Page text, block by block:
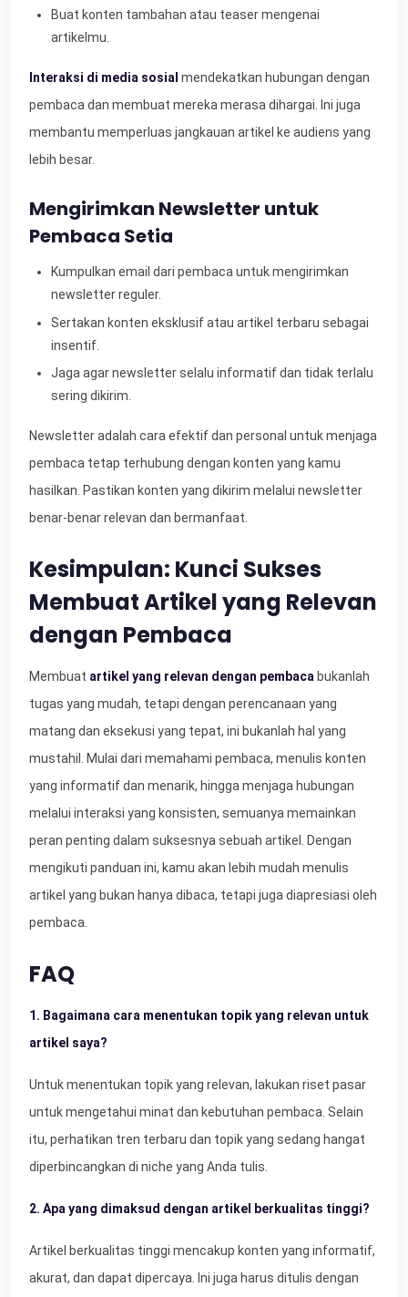
Buat konten tambahan atau teaser mengenai
artikelmu.
Interaksi di media sosial mendekatkan hubungan dengan
pembaca dan membuat mereka merasa dihargai. Ini juga
membantu memperluas jangkauan artikel ke audiens yang
lebih besar.
Mengirimkan Newsletter untuk
Pembaca Setia
Kumpulkan email dari pembaca untuk mengirimkan
newsletter reguler.
Sertakan konten eksklusif atau artikel terbaru sebagai
insentif.
Jaga agar newsletter selalu informatif dan tidak terlalu
sering dikirim.
Newsletter adalah cara efektif dan personal untuk menjaga
pembaca tetap terhubung dengan konten yang kamu
hasilkan. Pastikan konten yang dikirim melalui newsletter
benar-benar relevan dan bermanfaat.
Kesimpulan: Kunci Sukses
Membuat Artikel yang Relevan
dengan Pembaca
Membuat artikel yang relevan dengan pembaca bukanlah
tugas yang mudah, tetapi dengan perencanaan yang
matang dan eksekusi yang tepat, ini bukanlah hal yang
mustahil. Mulai dari memahami pembaca, menulis konten
yang informatif dan menarik, hingga menjaga hubungan
melalui interaksi yang konsisten, semuanya memainkan
peran penting dalam suksesnya sebuah artikel. Dengan
mengikuti panduan ini, kamu akan lebih mudah menulis
artikel yang bukan hanya dibaca, tetapi juga diapresiasi oleh
pembaca.
FAQ
1. Bagaimana cara menentukan topik yang relevan untuk
artikel saya?
Untuk menentukan topik yang relevan, lakukan riset pasar
untuk mengetahui minat dan kebutuhan pembaca. Selain
itu, perhatikan tren terbaru dan topik yang sedang hangat
diperbincangkan di niche yang Anda tulis.
2. Apa yang dimaksud dengan artikel berkualitas tinggi?
Artikel berkualitas tinggi mencakup konten yang informatif,
akurat, dan dapat dipercaya. Ini juga harus ditulis dengan